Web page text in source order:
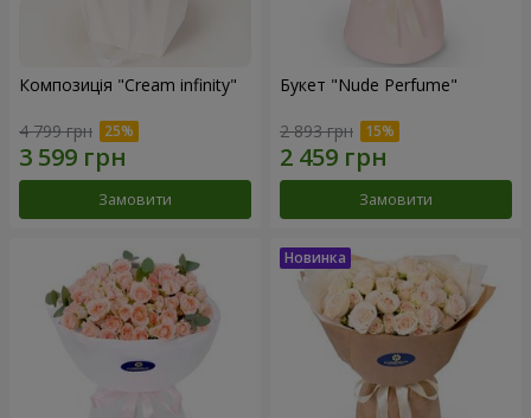
Композиція "Cream infinity"
4 799 грн
Замовити
Букет "Nude Perfume"
2 893 грн
Замовити